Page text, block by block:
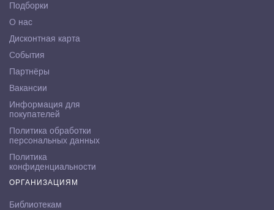
Подборки
О нас
Дисконтная карта
События
Партнёры
Вакансии
Информация для
покупателей
Политика обработки
персональных данных
Политика
конфиденциальности
ОРГАНИЗАЦИЯМ
Библиотекам